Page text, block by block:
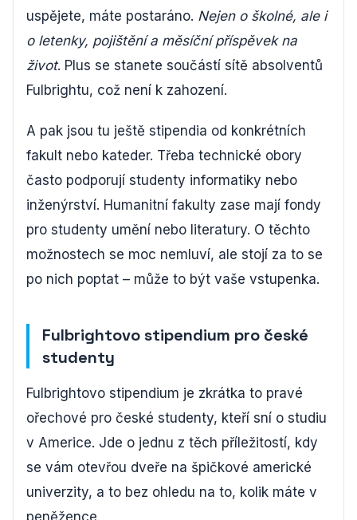
uspějete, máte postaráno. Nejen o školné, ale i
o letenky, pojištění a měsíční příspěvek na
život. Plus se stanete součástí sítě absolventů
Fulbrightu, což není k zahození.
A pak jsou tu ještě stipendia od konkrétních
fakult nebo kateder. Třeba technické obory
často podporují studenty informatiky nebo
inženýrství. Humanitní fakulty zase mají fondy
pro studenty umění nebo literatury. O těchto
možnostech se moc nemluví, ale stojí za to se
po nich poptat – může to být vaše vstupenka.
Fulbrightovo stipendium pro české
studenty
Fulbrightovo stipendium je zkrátka to pravé
ořechové pro české studenty, kteří sní o studiu
v Americe. Jde o jednu z těch příležitostí, kdy
se vám otevřou dveře na špičkové americké
univerzity, a to bez ohledu na to, kolik máte v
peněžence.